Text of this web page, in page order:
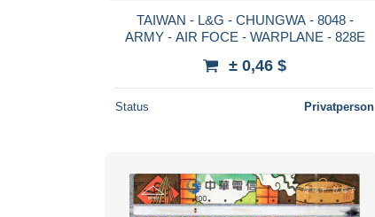
TAIWAN - L&G - CHUNGWA - 8048 -
ARMY - AIR FOCE - WARPLANE - 828E
± 0,46 $
Status Privatperson